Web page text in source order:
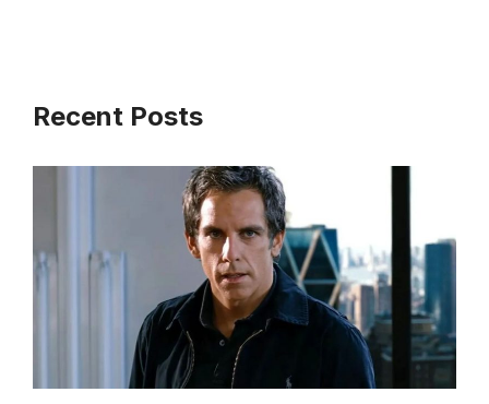
Recent Posts